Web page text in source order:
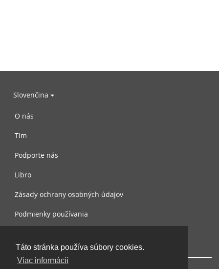
Táto stránka používa súbory cookies.
Viac informácií
Slovenčina
O nás
Tím
Podporte nás
Libro
Zásady ochrany osobných údajov
Podmienky používania